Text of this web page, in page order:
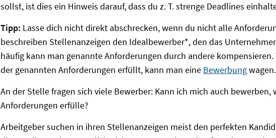
sollst, ist dies ein Hinweis darauf, dass du z. T. strenge Deadlines
Tipp: Lasse dich nicht direkt abschrecken, wenn du nicht alle
beschreiben Stellenanzeigen den Idealbewerber*, den das
häufig kann man genannte Anforderungen durch andere kompensieren.
der genannten Anforderungen erfüllt, kann man eine Bewerbungwagen.
An der Stelle fragen sich viele Bewerber: Kann ich mich auch
Anforderungen erfülle?
Arbeitgeber suchen in ihren Stellenanzeigen meist den perfekten